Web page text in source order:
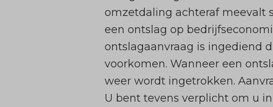
omzetdaling achteraf meevalt
een ontslag op
ontslagaanvraag is ingediend
voorkomen. Wanneer een
weer wordt ingetrokken.
U bent tevens verplicht om u